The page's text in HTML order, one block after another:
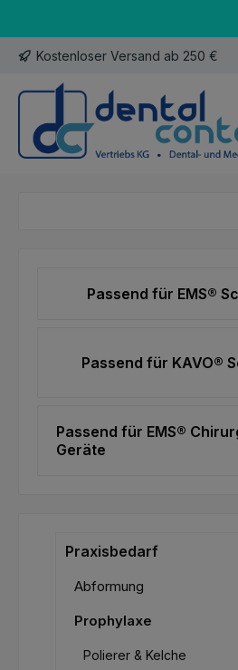
Kostenloser Versand ab 250 €
Passend für EMS®
Passend für KAVO®
Passend für EMS®
Geräte
Praxisbedarf
Abformung
Prophylaxe
Polierer & Kelche